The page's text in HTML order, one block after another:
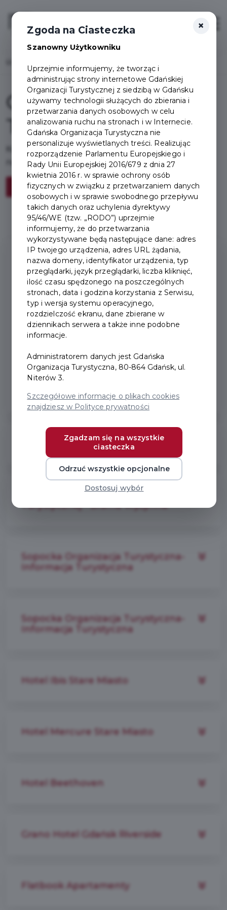
Login/Rejestracja
Gdzie kupisz Kartę
Turysty?
Kartę Turysty możesz nabyć online lub w
następujących punktach Informacji Turystycznej
Kup kartę online
Informacja Turystyczna i Lotniskowa
w Porcie Lotniczym Gdańsk
ul. Słowackiego 210A, Gdańsk 80-298
Wskazówki dojazdu z Google
+48 58 348 13 68
Godziny otwarcia:
Souvenirs by Visitgdansk
Pomorskie Centrum Informacji
Turystycznej - Brama Wyżynna
Sopocka Organizacja Turystyczna-
Informacja Turystyczna
Sopocka Organizacja Turystyczna-
Informacja Turystyczna
Hotel Ibis Stare Miasto
Hotel Mercure Stare Miasto
Hotel Beethoven
Grano Hotel Gdańsk Riverside
Flatbook Apartamenty
×
Zgoda na Ciasteczka
Szanowny Użytkowniku
Uprzejmie informujemy, że tworząc i
administrując strony internetowe Gdańskiej
Organizacji Turystycznej z siedzibą w Gdańsku
używamy technologii służących do zbierania i
przetwarzania danych osobowych w celu
analizowania ruchu na stronach i w Internecie.
Gdańska Organizacja Turystyczna nie
personalizuje wyświetlanych treści. Realizując
rozporządzenie Parlamentu Europejskiego i
Rady Unii Europejskiej 2016/679 z dnia 27
kwietnia 2016 r. w sprawie ochrony osób
fizycznych w związku z przetwarzaniem danych
osobowych i w sprawie swobodnego przepływu
takich danych oraz uchylenia dyrektywy
95/46/WE (tzw. „RODO”) uprzejmie
informujemy, że do przetwarzania
wykorzystywane będą następujące dane: adres
IP twojego urządzenia, adres URL żądania,
nazwa domeny, identyfikator urządzenia, typ
przeglądarki, język przeglądarki, liczba kliknięć,
ilość czasu spędzonego na poszczególnych
stronach, data i godzina korzystania z Serwisu,
typ i wersja systemu operacyjnego,
rozdzielczość ekranu, dane zbierane w
dziennikach serwera a także inne podobne
informacje.
Administratorem danych jest Gdańska
Organizacja Turystyczna, 80-864 Gdańsk, ul.
Niterów 3.
Szczegółowe informacje o plikach cookies
znajdziesz w Polityce prywatności
Zgadzam się na wszystkie
ciasteczka
Odrzuć wszystkie opcjonalne
Dostosuj wybór